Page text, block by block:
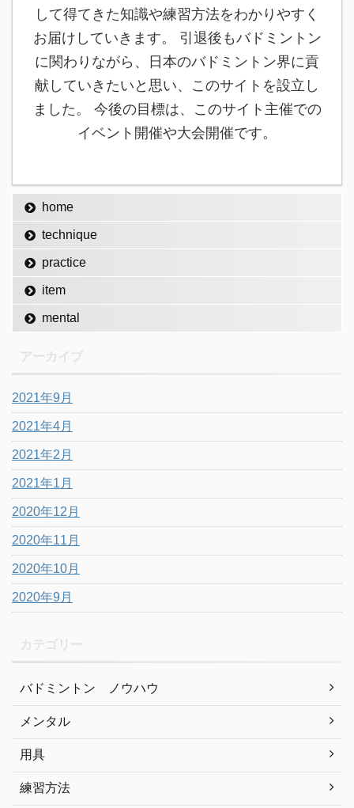
して得てきた知識や練習方法をわかりやすく
お届けしていきます。 引退後もバドミントン
に関わりながら、日本のバドミントン界に貢
献していきたいと思い、このサイトを設立し
ました。 今後の目標は、このサイト主催での
イベント開催や大会開催です。
home
technique
practice
item
mental
2021年9月
2021年4月
2021年2月
2021年1月
2020年12月
2020年11月
2020年10月
2020年9月
バドミントン ノウハウ
メンタル
用具
練習方法